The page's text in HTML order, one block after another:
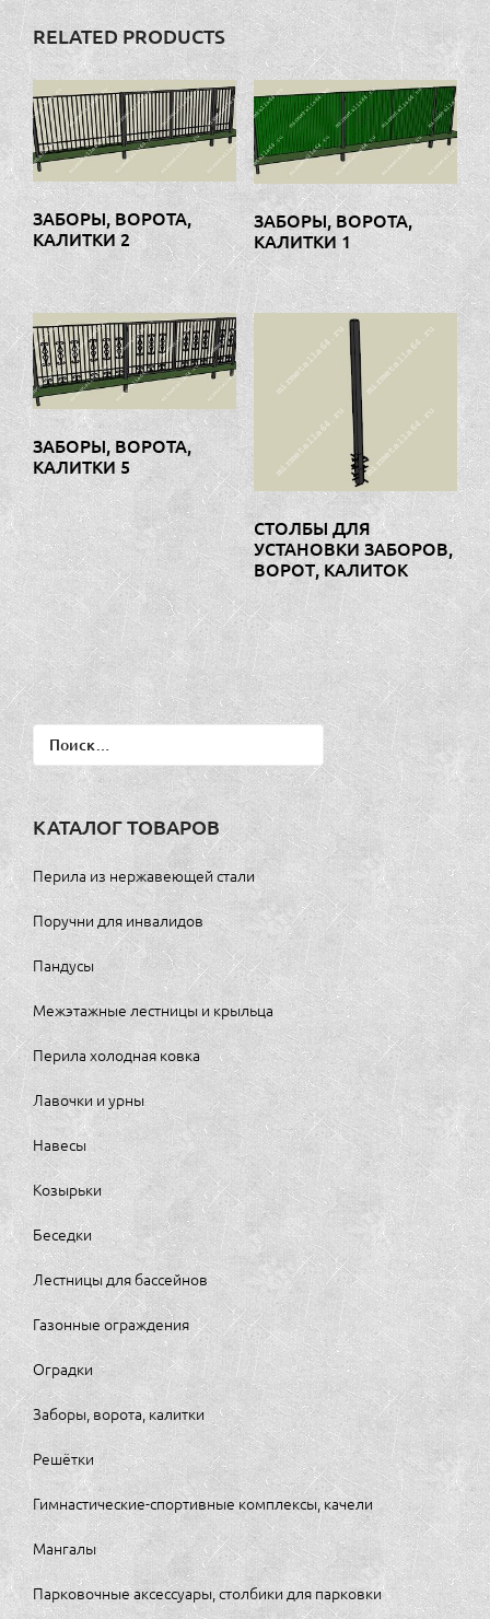
RELATED PRODUCTS
ЗАБОРЫ, ВОРОТА,
КАЛИТКИ 2
ЗАБОРЫ, ВОРОТА,
КАЛИТКИ 1
ЗАБОРЫ, ВОРОТА,
КАЛИТКИ 5
СТОЛБЫ ДЛЯ
УСТАНОВКИ ЗАБОРОВ,
ВОРОТ, КАЛИТОК
Найти:
КАТАЛОГ ТОВАРОВ
Перила из нержавеющей стали
Поручни для инвалидов
Пандусы
Межэтажные лестницы и крыльца
Перила холодная ковка
Лавочки и урны
Навесы
Козырьки
Беседки
Лестницы для бассейнов
Газонные ограждения
Оградки
Заборы, ворота, калитки
Решётки
Гимнастические-спортивные комплексы, качели
Мангалы
Парковочные аксессуары, столбики для парковки